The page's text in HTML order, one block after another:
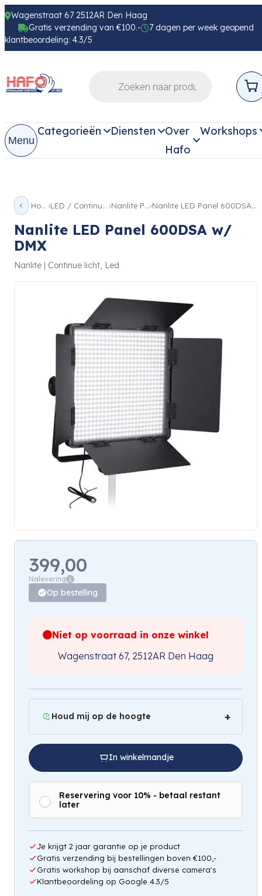
Wagenstraat 67 2512AR Den Haag
Gratis verzending van €100.-
7 dagen per week geopend
klantbeoordeling: 4.3/5
Menu
Categorieën Diensten
Over
Hafo
Workshops
Home LED / Continue licht Nanlite Panel Nanlite LED Panel 600DSA w/ DMX
Nanlite LED Panel 600DSA w/
DMX
Nanlite | Continue licht, Led
399,00
Nalevering
Op bestelling
Niet op voorraad in onze winkel
Wagenstraat 67, 2512AR Den Haag
Houd mij op de hoogte
Hou mij op de hoogte
In winkelmandje
Reservering voor 10% - betaal restant
later
Je krijgt 2 jaar garantie op je product
Gratis verzending bij bestellingen boven €100,-
Gratis workshop bij aanschaf diverse camera's
Klantbeoordeling op Google 4.3/5